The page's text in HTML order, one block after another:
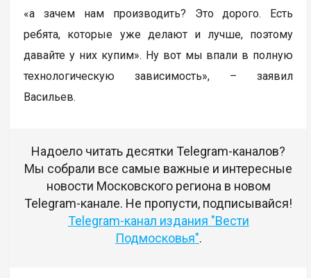
«а зачем нам производить? Это дорого. Есть
ребята, которые уже делают и лучше, поэтому
давайте у них купим». Ну вот мы впали в полную
технологическую зависимость», – заявил
Васильев.
Надоело читать десятки Telegram-каналов?
Мы собрали все самые важные и интересные
новости Московского региона в новом
Telegram-канале. Не пропусти, подписывайся!
Telegram-канал издания "Вести
Подмосковья".